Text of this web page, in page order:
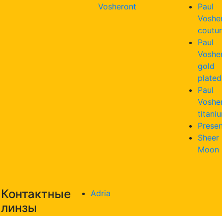
Vosheront
Paul
Paul
gold
plated
Paul
Sheer
Moon
Контактные
линзы
Adria